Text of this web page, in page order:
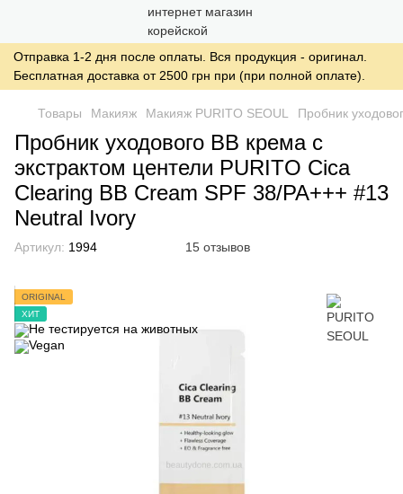
Отправка 1-2 дня после оплаты. Вся продукция - оригинал.
Бесплатная доставка от 2500 грн при (при полной оплате).
Товары Макияж Макияж PURITO SEOUL Пробник
Пробник уходового ВВ крема с
экстрактом центели PURITO Cica
Clearing BB Cream SPF 38/PA+++ #13
Neutral Ivory
Артикул: 1994 15 отзывов
ORIGINAL
ХИТ